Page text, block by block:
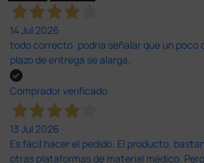
14 Jul 2026
todo correcto. podria señalar que un poco
plazo de entrega se alarga.
Comprador verificado
13 Jul 2026
Es fácil hacer el pedido. El producto,
otras plataformas de material médico.